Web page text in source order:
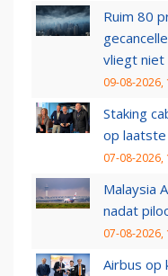
Ruim 80
vliegt niet
09-08-2026,
Staking
op
07-08-2026,
Malaysia
nadat
07-08-2026,
Airbus op